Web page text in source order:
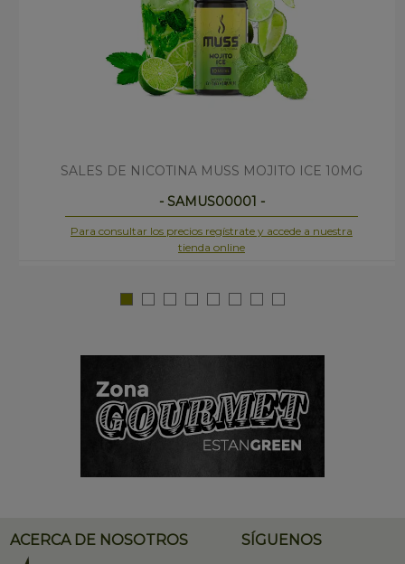
SALES DE NICOTINA MUSS MOJITO ICE 10MG
- SAMUS00001 -
Para consultar los precios regístrate y accede a nuestra
tienda online
ACERCA DE NOSOTROS SÍGUENOS